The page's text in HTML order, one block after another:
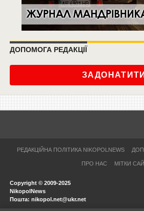
ДОПОМОГА РЕДАКЦІЇ
ЗАДОНАТИТИ
РЕДАКЦІЙНА ПОЛІТИКА NIKOPOLNEWS
ПРО НАС МІТКИ
Copyright © 2009-2025
NikopolNews
Пошта: nikopol.net@ukr.net